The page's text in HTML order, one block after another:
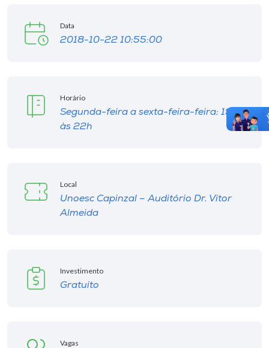
Data
2018-10-22 10:55:00
Horário
Segunda-feira a sexta-feira-feira: 19h
às 22h
Local
Unoesc Capinzal – Auditório Dr. Vitor
Almeida
Investimento
Gratuito
Vagas